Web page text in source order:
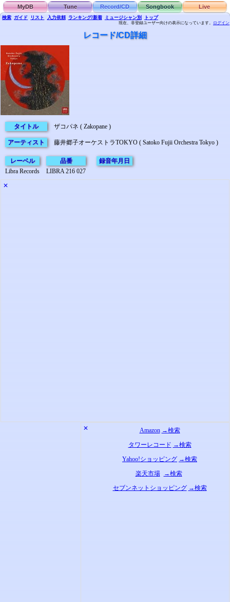
MyDB Tune Record/CD Songbook Live
検索 ガイド リスト 入力依頼 ランキング/新着 ミュージシャン別 トップ
現在、非登録ユーザー向けの表示になっています。 ログイン
レコード/CD詳細
タイトル ザコパネ ( Zakopane )
アーティスト 藤井郷子オーケストラTOKYO ( Satoko Fujii Orchestra Tokyo )
レーベル
Libra Records
品番
LIBRA 216 027
録音年月日
✕
✕ Amazon →検索
タワーレコード →検索
Yahoo!ショッピング →検索
楽天市場
→検索
セブンネットショッピング →検索